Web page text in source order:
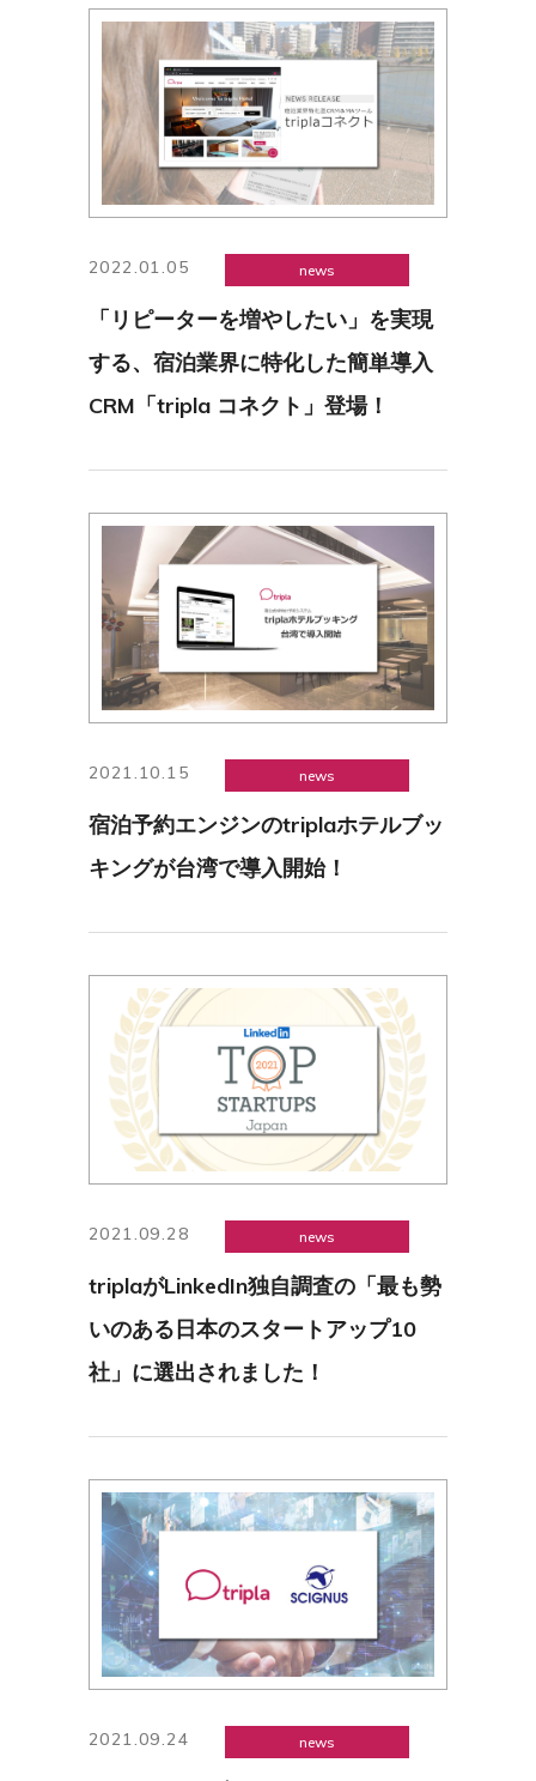
2022.01.05 news
「リピーターを増やしたい」を実現
する、宿泊業界に特化した簡単導入
CRM「tripla コネクト」登場！
2021.10.15 news
宿泊予約エンジンのtriplaホテルブッ
キングが台湾で導入開始！
2021.09.28 news
triplaがLinkedIn独自調査の「最も勢
いのある日本のスタートアップ10
社」に選出されました！
2021.09.24 news